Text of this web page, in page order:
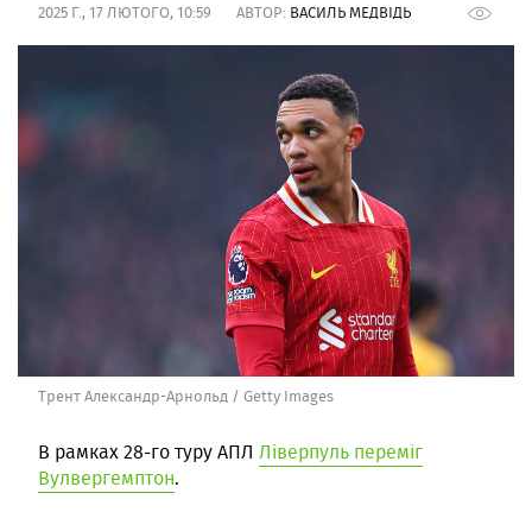
2025 Г., 17 ЛЮТОГО, 10:59 АВТОР: ВАСИЛЬ МЕДВІДЬ
Трент Александр-Арнольд / Getty Images
В рамках 28-го туру АПЛ Ліверпуль переміг
Вулвергемптон.